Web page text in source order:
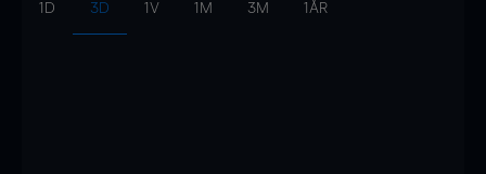
1D 3D 1V 1M 3M 1ÅR